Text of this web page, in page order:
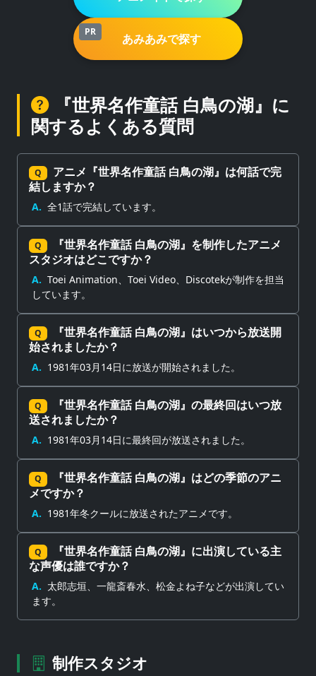
PR あみあみで探す
『世界名作童話 白鳥の湖』に
関するよくある質問
Q
アニメ『世界名作童話 白鳥の湖』は何話で完
結しますか？
A. 全1話で完結しています。
Q
『世界名作童話 白鳥の湖』を制作したアニメ
スタジオはどこですか？
A. Toei Animation、Toei Video、Discotekが制作を担当
しています。
Q
『世界名作童話 白鳥の湖』はいつから放送開
始されましたか？
A. 1981年03月14日に放送が開始されました。
Q
『世界名作童話 白鳥の湖』の最終回はいつ放
送されましたか？
A. 1981年03月14日に最終回が放送されました。
Q
『世界名作童話 白鳥の湖』はどの季節のアニ
メですか？
A. 1981年冬クールに放送されたアニメです。
Q
『世界名作童話 白鳥の湖』に出演している主
な声優は誰ですか？
A. 太郎志垣、一龍斎春水、松金よね子などが出演してい
ます。
制作スタジオ